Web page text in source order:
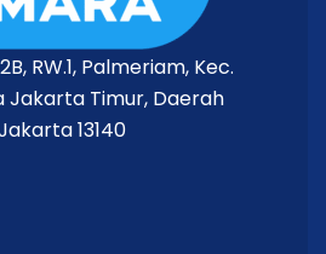
RW.1, Palmeriam, Kec.
Jakarta Timur, Daerah
13140